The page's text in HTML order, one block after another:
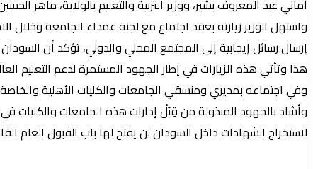
أماني عبد المعروف بشير، ووزير التربية والتعليم بالولاية، ماهر
واستهل الوزير زيارته بعقد اجتماع مع لجنة عمداء الجامعة وخلال
إرسال رسائل إيجابية إلى المجتمع المحلي والدولي، تؤكد أن
هذا وتأتي هذه الزيارات في إطار الجهود المستمرة لدعم التعليم
وفي اجتماعه بمديري ومنسقي الجامعات والكليات الأهلية
وأشاد بالجهود المبذولة من قِبَلْ إدارات هذه الجامعات والكليات
لاستخراج الشهادات داخل السودان لن يفتح لها باب القبول العام